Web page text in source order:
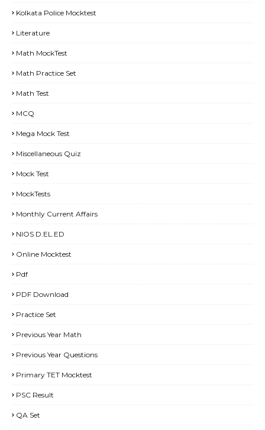
Kolkata Police Mocktest
Literature
Math MockTest
Math Practice Set
Math Test
MCQ
Mega Mock Test
Miscellaneous Quiz
Mock Test
MockTests
Monthly Current Affairs
NIOS D.EL.ED
Online Mocktest
Pdf
PDF Download
Practice Set
Previous Year Math
Previous Year Questions
Primary TET Mocktest
PSC Result
QA Set